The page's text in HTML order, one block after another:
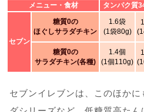
メニュー・食材 タンパク質
セブン
糖質0の
ほぐしサラダチキン
1.6袋
(1袋80g)
糖質0の
サラダチキン(各種)
1.4個
(1個110g)
セブンイレブンは、このほか